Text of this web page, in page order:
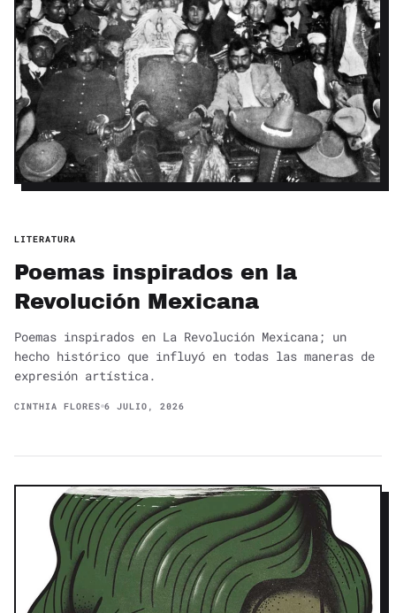
LITERATURA
Poemas inspirados en la
Revolución Mexicana
Poemas inspirados en La Revolución Mexicana; un
hecho histórico que influyó en todas las maneras de
expresión artística.
CINTHIA FLORES 6 JULIO, 2026